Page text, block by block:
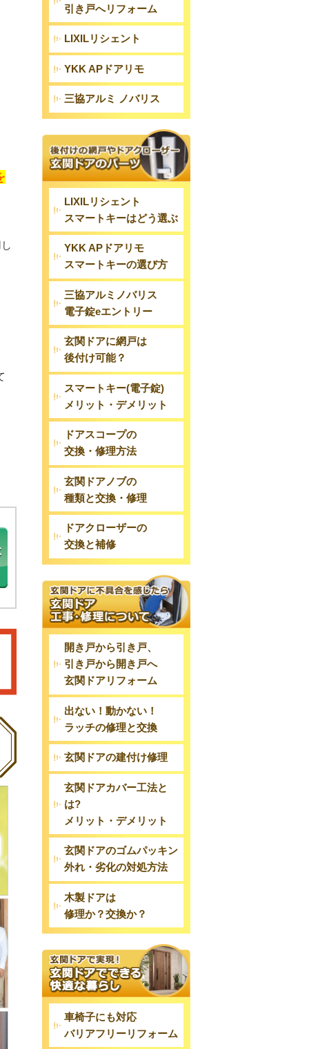
引き戸へリフォーム
LIXILリシェント
YKK APドアリモ
三協アルミ ノバリス
LIXILリシェント
スマートキーはどう選ぶ
YKK APドアリモ
スマートキーの選び方
三協アルミノバリス
電子錠eエントリー
玄関ドアに網戸は
後付け可能？
スマートキー(電子錠)
メリット・デメリット
ドアスコープの
交換・修理方法
玄関ドアノブの
種類と交換・修理
ドアクローザーの
交換と補修
開き戸から引き戸、
引き戸から開き戸へ
玄関ドアリフォーム
出ない！動かない！
ラッチの修理と交換
玄関ドアの建付け修理
玄関ドアカバー工法と
は?
メリット・デメリット
玄関ドアのゴムパッキン
外れ・劣化の対処方法
木製ドアは
修理か？交換か？
車椅子にも対応
バリアフリーリフォーム